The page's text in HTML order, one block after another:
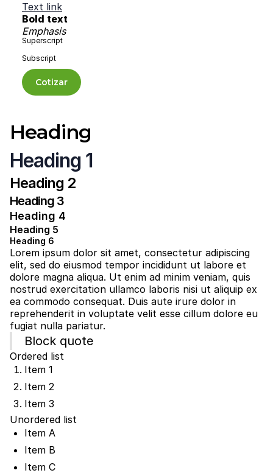
Text link
Bold text
Emphasis
Superscript
Subscript
Cotizar
Heading
Heading 1
Heading 2
Heading 3
Heading 4
Heading 5
Heading 6
Lorem ipsum dolor sit amet, consectetur adipiscing
elit, sed do eiusmod tempor incididunt ut labore et
dolore magna aliqua. Ut enim ad minim veniam, quis
nostrud exercitation ullamco laboris nisi ut aliquip ex
ea commodo consequat. Duis aute irure dolor in
reprehenderit in voluptate velit esse cillum dolore eu
fugiat nulla pariatur.
Block quote
Ordered list
Item 1
Item 2
Item 3
Unordered list
Item A
Item B
Item C